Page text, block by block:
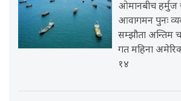
ओमानबीच हर्मुज
आवागमन पुनः
सम्झौता अन्तिम
गत महिना
१४